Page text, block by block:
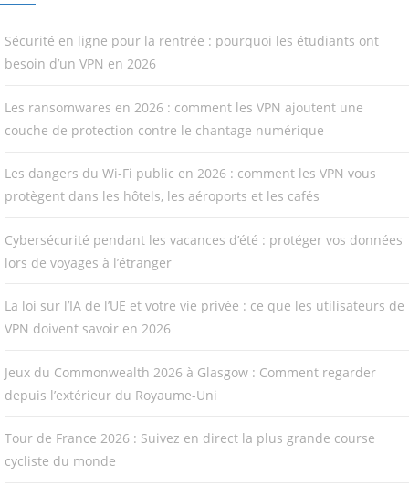
Sécurité en ligne pour la rentrée : pourquoi les étudiants ont
besoin d’un VPN en 2026
Les ransomwares en 2026 : comment les VPN ajoutent une
couche de protection contre le chantage numérique
Les dangers du Wi-Fi public en 2026 : comment les VPN vous
protègent dans les hôtels, les aéroports et les cafés
Cybersécurité pendant les vacances d’été : protéger vos données
lors de voyages à l’étranger
La loi sur l’IA de l’UE et votre vie privée : ce que les utilisateurs de
VPN doivent savoir en 2026
Jeux du Commonwealth 2026 à Glasgow : Comment regarder
depuis l’extérieur du Royaume-Uni
Tour de France 2026 : Suivez en direct la plus grande course
cycliste du monde